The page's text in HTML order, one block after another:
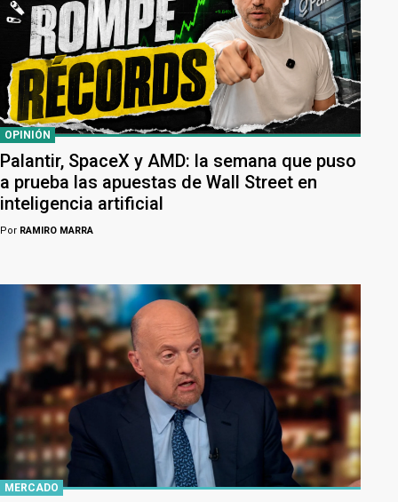
OPINIÓN
Palantir, SpaceX y AMD: la semana que puso
a prueba las apuestas de Wall Street en
inteligencia artificial
Por RAMIRO MARRA
MERCADO